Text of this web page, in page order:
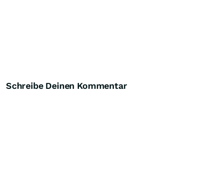
Schreibe Deinen Kommentar